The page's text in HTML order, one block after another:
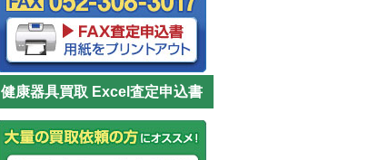
健康器具買取 Excel査定申込書